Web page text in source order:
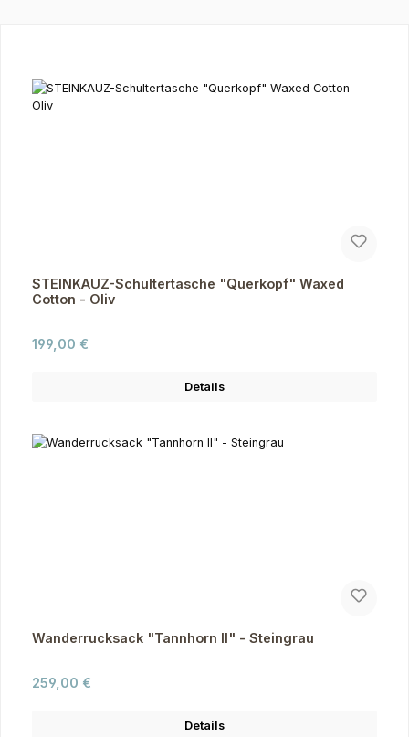
STEINKAUZ-Schultertasche "Querkopf" Waxed
Cotton - Oliv
Regulärer Preis:
199,00 €
Details
Wanderrucksack "Tannhorn II" - Steingrau
Regulärer Preis:
259,00 €
Details